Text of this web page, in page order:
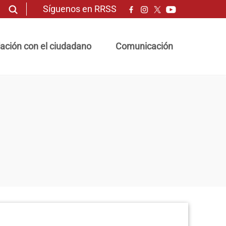
Síguenos en RRSS
con el ciudadano Comunicación